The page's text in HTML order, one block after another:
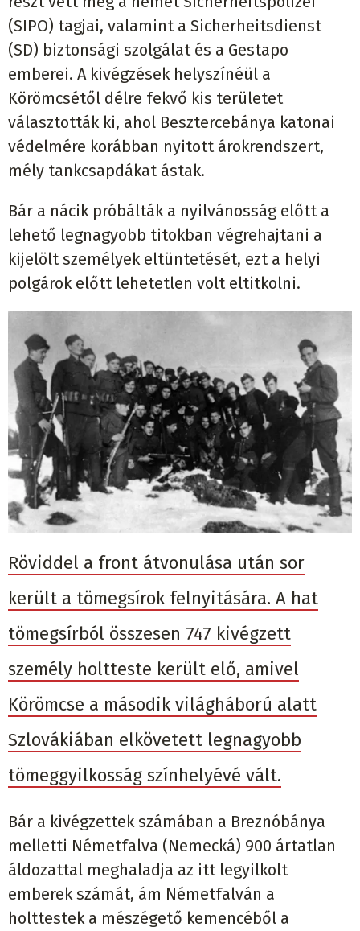
(SIPO) tagjai, valamint a Sicherheitsdienst
(SD) biztonsági szolgálat és a Gestapo
emberei. A kivégzések helyszínéül a
Körömcsétől délre fekvő kis területet
választották ki, ahol Besztercebánya katonai
védelmére korábban nyitott árokrendszert,
mély tankcsapdákat ástak.
Bár a nácik próbálták a nyilvánosság előtt a
lehető legnagyobb titokban végrehajtani a
kijelölt személyek eltüntetését, ezt a helyi
polgárok előtt lehetetlen volt eltitkolni.
Röviddel a front átvonulása után sor
került a tömegsírok felnyitására. A hat
tömegsírból összesen 747 kivégzett
személy holtteste került elő, amivel
Körömcse a második világháború alatt
Szlovákiában elkövetett legnagyobb
tömeggyilkosság színhelyévé vált.
Bár a kivégzettek számában a Breznóbánya
melletti Németfalva (Nemecká) 900 ártatlan
áldozattal meghaladja az itt legyilkolt
emberek számát, ám Németfalván a
holttestek a mészégető kemencéből a